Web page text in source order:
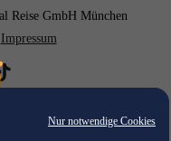
Nur notwendige Cookies
Reise GmbH München
Impressum